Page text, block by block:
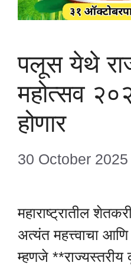
पलूस येथे
महोत्सव
होणार
30 October 2025
महाराष्ट्रातील
अत्यंत महत्त्वाचा
म्हणजे